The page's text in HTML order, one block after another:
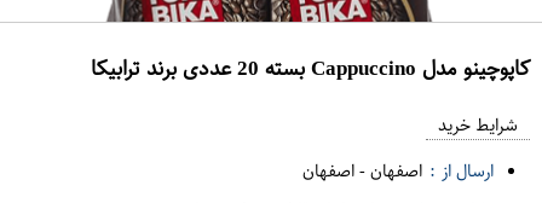
کاپوچینو مدل Cappuccino بسته 20 عددی برند ترابیکا
شرایط خرید
ارسال از : اصفهان-اصفهان